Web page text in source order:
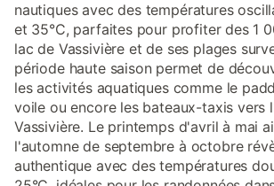
nautiques avec des températures
et 35°C, parfaites pour profiter des 1
lac de Vassivière et de ses plages
période haute saison permet de
les activités aquatiques comme le
voile ou encore les bateaux-taxis vers
Vassivière. Le printemps d'avril à mai
l'automne de septembre à octobre
authentique avec des températures